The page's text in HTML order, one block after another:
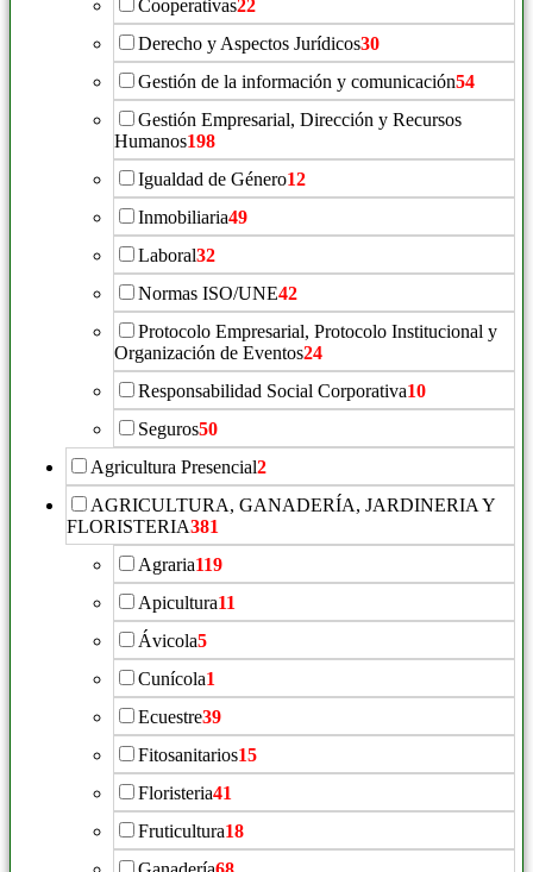
Cooperativas22
Derecho y Aspectos Jurídicos30
Gestión de la información y comunicación54
Gestión Empresarial, Dirección y Recursos
Humanos198
Igualdad de Género12
Inmobiliaria49
Laboral32
Normas ISO/UNE42
Protocolo Empresarial, Protocolo Institucional y
Organización de Eventos24
Responsabilidad Social Corporativa10
Seguros50
Agricultura Presencial2
AGRICULTURA, GANADERÍA, JARDINERIA Y
FLORISTERIA381
Agraria119
Apicultura11
Ávicola5
Cunícola1
Ecuestre39
Fitosanitarios15
Floristeria41
Fruticultura18